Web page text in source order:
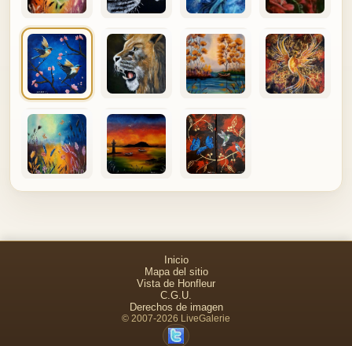
Inicio
Mapa del sitio
Vista de Honfleur
C.G.U.
Derechos de imagen
© 2007-2026 LiveGalerie